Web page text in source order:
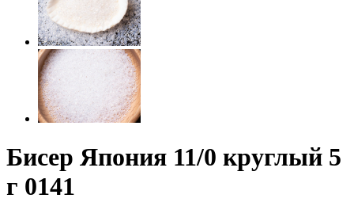
Бисер Япония 11/0 круглый 5
г 0141